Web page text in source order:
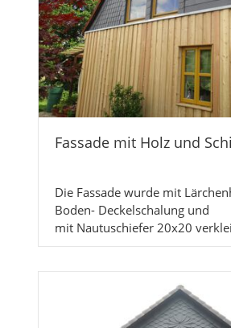
Fassade mit Holz und
Die Fassade wurde mit
Boden- Deckelschalung und
mit Nautuschiefer 20x20